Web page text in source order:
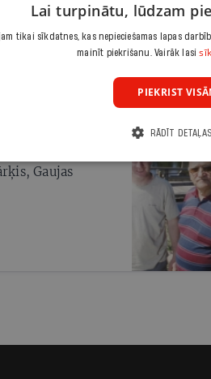
Gaujas
Lai turpinātu, lūdzam
tikai sīkdatnes, kas nepieciešamas lapas
mainīt piekrišanu. Vairāk lasi
PIEKRIST
RĀDĪT DETAĻAS